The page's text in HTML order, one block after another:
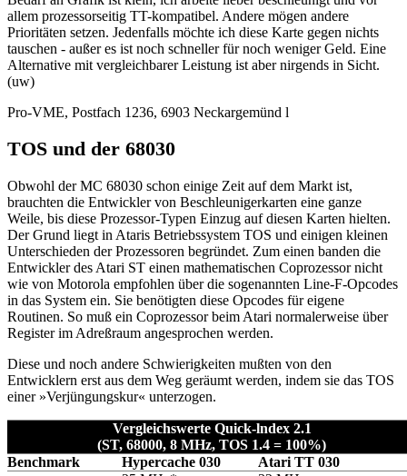
allem prozessorseitig TT-kompatibel. Andere mögen andere
Prioritäten setzen. Jedenfalls möchte ich diese Karte gegen nichts
tauschen - außer es ist noch schneller für noch weniger Geld. Eine
Alternative mit vergleichbarer Leistung ist aber nirgends in Sicht.
(uw)
Pro-VME, Postfach 1236, 6903 Neckargemünd l
TOS und der 68030
Obwohl der MC 68030 schon einige Zeit auf dem Markt ist,
brauchten die Entwickler von Beschleunigerkarten eine ganze
Weile, bis diese Prozessor-Typen Einzug auf diesen Karten hielten.
Der Grund liegt in Ataris Betriebssystem TOS und einigen kleinen
Unterschieden der Prozessoren begründet. Zum einen banden die
Entwickler des Atari ST einen mathematischen Coprozessor nicht
wie von Motorola empfohlen über die sogenannten Line-F-Opcodes
in das System ein. Sie benötigten diese Opcodes für eigene
Routinen. So muß ein Coprozessor beim Atari normalerweise über
Register im Adreßraum angesprochen werden.
Diese und noch andere Schwierigkeiten mußten von den
Entwicklern erst aus dem Weg geräumt werden, indem sie das TOS
einer »Verjüngungskur« unterzogen.
Vergleichswerte Quick-lndex 2.1
(ST, 68000, 8 MHz, TOS 1.4 = 100%)
Benchmark
Hypercache 030
Atari TT 030